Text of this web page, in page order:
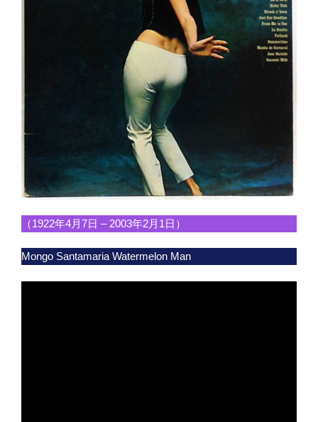
（1922年4月7日 – 2003年2月1日）
Mongo Santamaria Watermelon Man